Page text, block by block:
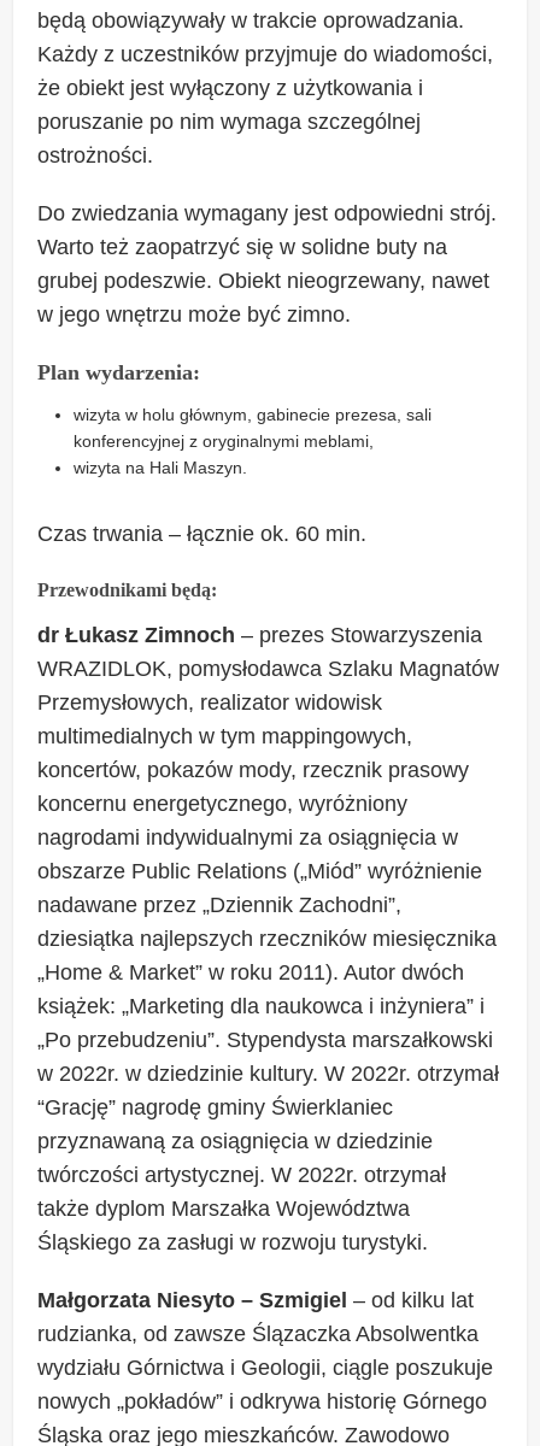
będą obowiązywały w trakcie oprowadzania.
Każdy z uczestników przyjmuje do wiadomości,
że obiekt jest wyłączony z użytkowania i
poruszanie po nim wymaga szczególnej
ostrożności.
Do zwiedzania wymagany jest odpowiedni strój.
Warto też zaopatrzyć się w solidne buty na
grubej podeszwie. Obiekt nieogrzewany, nawet
w jego wnętrzu może być zimno.
Plan wydarzenia:
wizyta w holu głównym, gabinecie prezesa, sali
konferencyjnej z oryginalnymi meblami,
wizyta na Hali Maszyn.
Czas trwania – łącznie ok. 60 min.
Przewodnikami będą:
dr Łukasz Zimnoch – prezes Stowarzyszenia
WRAZIDLOK, pomysłodawca Szlaku Magnatów
Przemysłowych, realizator widowisk
multimedialnych w tym mappingowych,
koncertów, pokazów mody, rzecznik prasowy
koncernu energetycznego, wyróżniony
nagrodami indywidualnymi za osiągnięcia w
obszarze Public Relations („Miód” wyróżnienie
nadawane przez „Dziennik Zachodni”,
dziesiątka najlepszych rzeczników miesięcznika
„Home & Market” w roku 2011). Autor dwóch
książek: „Marketing dla naukowca i inżyniera” i
„Po przebudzeniu”. Stypendysta marszałkowski
w 2022r. w dziedzinie kultury. W 2022r. otrzymał
“Grację” nagrodę gminy Świerklaniec
przyznawaną za osiągnięcia w dziedzinie
twórczości artystycznej. W 2022r. otrzymał
także dyplom Marszałka Województwa
Śląskiego za zasługi w rozwoju turystyki.
Małgorzata Niesyto – Szmigiel – od kilku lat
rudzianka, od zawsze Ślązaczka Absolwentka
wydziału Górnictwa i Geologii, ciągle poszukuje
nowych „pokładów” i odkrywa historię Górnego
Śląska oraz jego mieszkańców. Zawodowo